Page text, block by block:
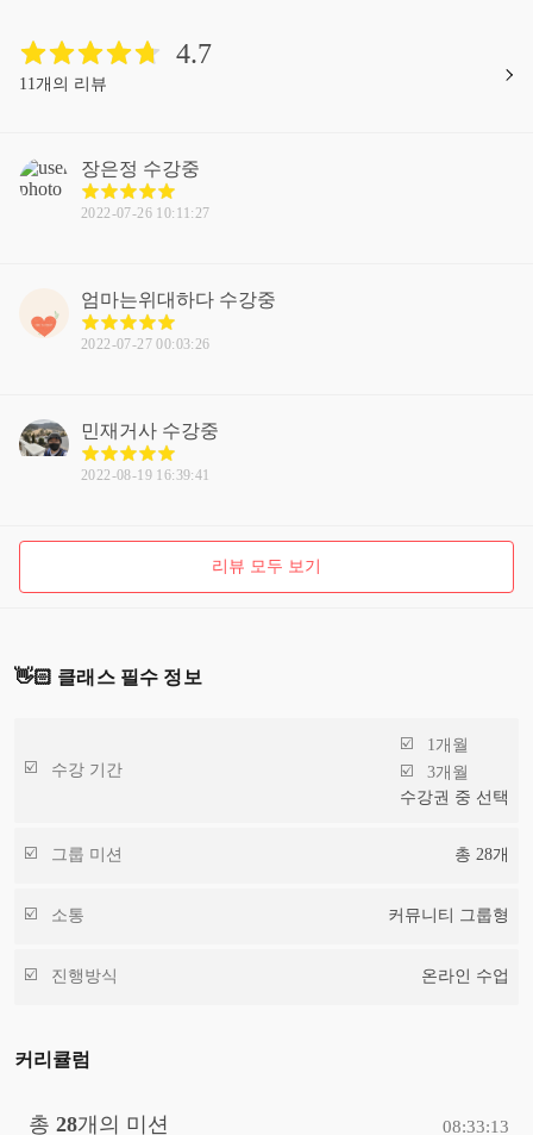
4.7
11개의 리뷰
장은정 수강중
2022-07-26 10:11:27
엄마는위대하다 수강중
2022-07-27 00:03:26
민재거사 수강중
2022-08-19 16:39:41
리뷰 모두 보기
👋🏻 클래스 필수 정보
수강 기간
1개월
3개월
수강권 중 선택
그룹 미션 총 28개
소통 커뮤니티 그룹형
진행방식 온라인 수업
커리큘럼
총 28개의 미션 08:33:13